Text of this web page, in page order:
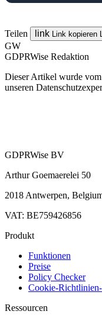
Teilen link Link kopieren
GW
GDPRWise Redaktion
Dieser Artikel wurde
unseren
GDPRWise BV
Arthur Goemaerelei 50
2018 Antwerpen,
VAT: BE759426856
Produkt
Funktionen
Preise
Policy Checker
Cookie-
Ressourcen